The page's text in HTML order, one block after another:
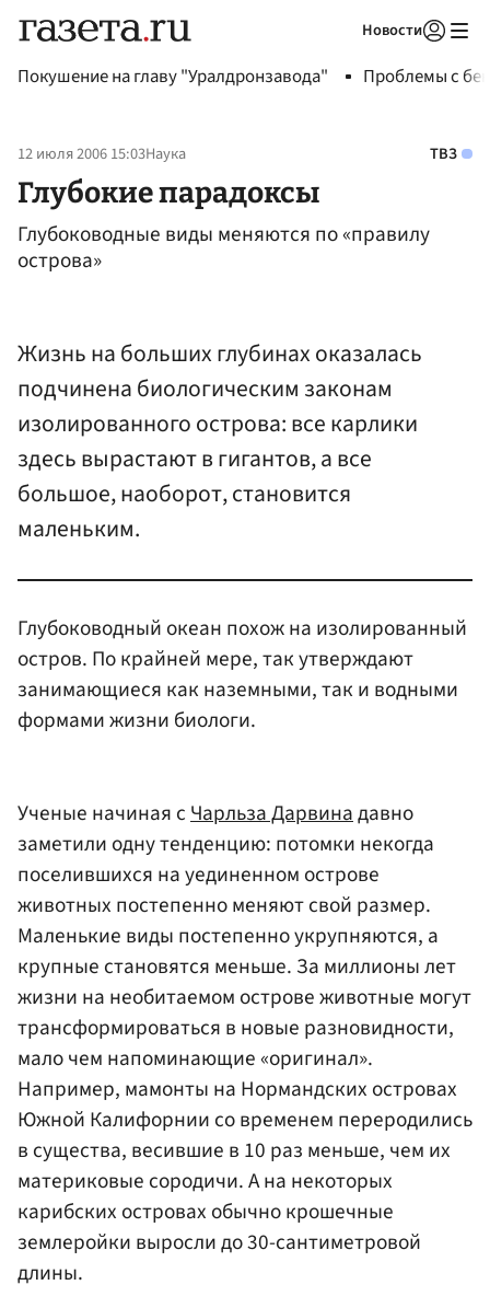
Новости
Покушение на главу "Уралдронзавода" Проблемы с
12 июля 2006 15:03Наука ТВЗ
Глубокие парадоксы
Глубоководные виды меняются по «правилу
острова»
Жизнь на больших глубинах оказалась
подчинена биологическим законам
изолированного острова: все карлики
здесь вырастают в гигантов, а все
большое, наоборот, становится
маленьким.
Глубоководный океан похож на изолированный
остров. По крайней мере, так утверждают
занимающиеся как наземными, так и водными
формами жизни биологи.
Ученые начиная сЧарльза Дарвинадавно
заметили одну тенденцию: потомки некогда
поселившихся на уединенном острове
животных постепенно меняют свой размер.
Маленькие виды постепенно укрупняются, а
крупные становятся меньше. За миллионы лет
жизни на необитаемом острове животные могут
трансформироваться в новые разновидности,
мало чем напоминающие «оригинал».
Например, мамонты на Нормандских островах
Южной Калифорнии со временем переродились
в существа, весившие в 10 раз меньше, чем их
материковые сородичи. А на некоторых
карибских островах обычно крошечные
землеройки выросли до 30-сантиметровой
длины.